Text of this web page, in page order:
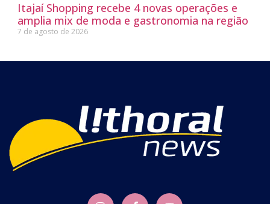
Itajaí Shopping recebe 4 novas operações e
amplia mix de moda e gastronomia na região
7 de agosto de 2026